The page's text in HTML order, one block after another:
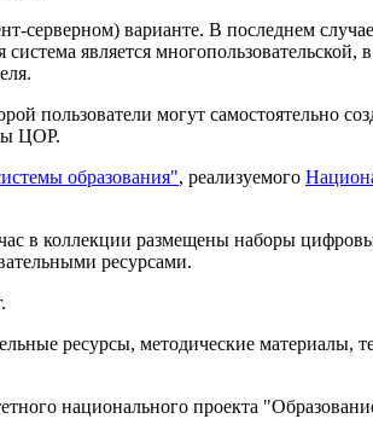
серверном) варианте. В последнем
является
могут самостоятельно
ЦОР.
образования", реализуемого
в коллекции размещены наборы
ресурсами.
ресурсы, методические
национального проекта